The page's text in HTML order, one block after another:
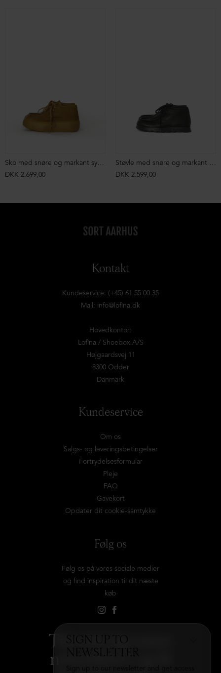
SIGN UP TO
Sko med snøre og markant syning
DKK 2.699,00
Støvle med snøre og markant syning
DKK 2.599,00
Kontakt
Kundeservice: (+45) 61 55 00 35
Mail: info@lofina.dk
Hovedkontor:
Lofina / Shoebox A/S
Højgaardsvej 11
8300 Odder
Danmark
Kundeservice
Om os
Salgs- og leveringsbetingelser
Fortrydelsesformular
Pleje
FAQ
Gavekort
Opdater dit cookie-samtykke
Følg os
Følg os på vores sociale medier
og find inspiration til dit næste
køb
Tilmeld dig vores
nyhedsbrev og få